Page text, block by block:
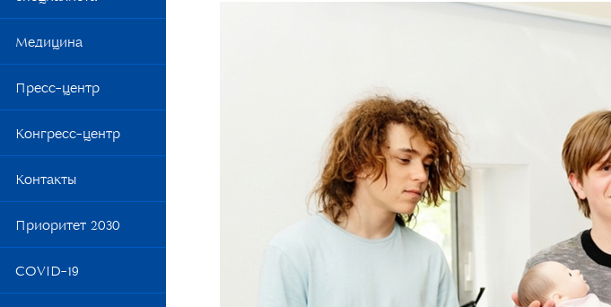
Медицина
Пресс-центр
Конгресс-центр
Контакты
Приоритет 2030
COVID-19
Образовательные стандарты
Стипендии и материальная поддержка
Вакантные места
Общежития